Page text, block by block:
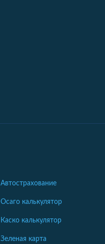
Автострахование
Осаго калькулятор
Каско калькулятор
Зеленая карта